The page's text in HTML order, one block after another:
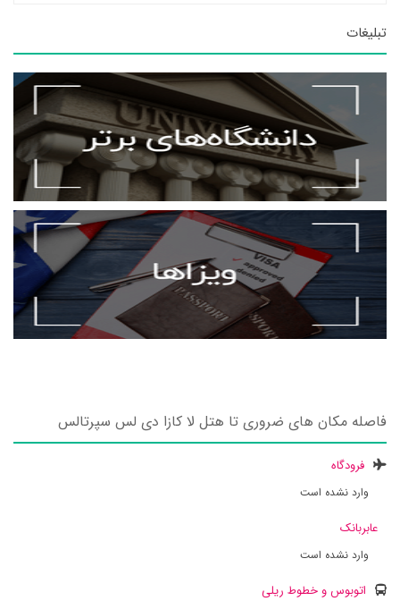
تبلیغات
فاصله مکان های ضروری تا هتل لا کازا دی لس سپرتالس
فرودگاه
وارد نشده است
عابربانک
وارد نشده است
اتوبوس و خطوط ریلی